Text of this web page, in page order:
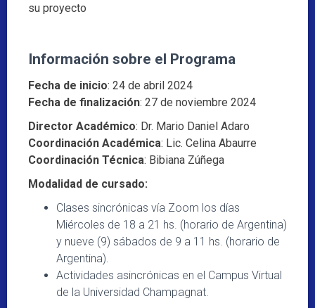
su proyecto
Información sobre el Programa
Fecha de inicio: 24 de abril 2024
Fecha de finalización: 27 de noviembre 2024
Director Académico: Dr. Mario Daniel Adaro
Coordinación Académica: Lic. Celina Abaurre
Coordinación Técnica: Bibiana Zúñega
Modalidad de cursado:
Clases sincrónicas vía Zoom los días
Miércoles de 18 a 21 hs. (horario de Argentina)
y nueve (9) sábados de 9 a 11 hs. (horario de
Argentina).
Actividades asincrónicas en el Campus Virtual
de la Universidad Champagnat.